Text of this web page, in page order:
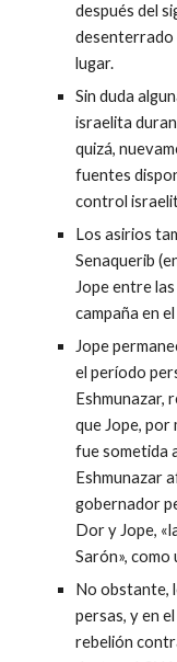
después del
desenterrado
lugar.
Sin duda
israelita
quizá,
fuentes
control
Los asirios
Senaquerib
Jope entre
campaña en
Jope
el período
Eshmunazar,
que Jope, por
fue sometida
Eshmunazar
gobernador
Dor y Jope,
Sarón»,
No obstante,
persas, y en
rebelión